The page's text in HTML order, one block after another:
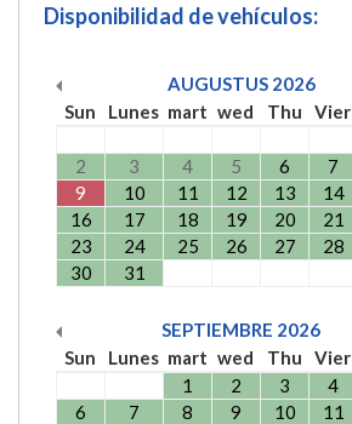
Disponibilidad de vehículos:
AUGUSTUS 2026
Sun
Lunes mart wed Thu Vier
2
3 4 5 6 7
9
10 11 12 13 14
16
17 18 19 20 21
23
24 25 26 27 28
30
31
SEPTIEMBRE 2026
Sun
Lunes mart wed Thu Vier
1
2 3 4
6
7 8 9 10 11